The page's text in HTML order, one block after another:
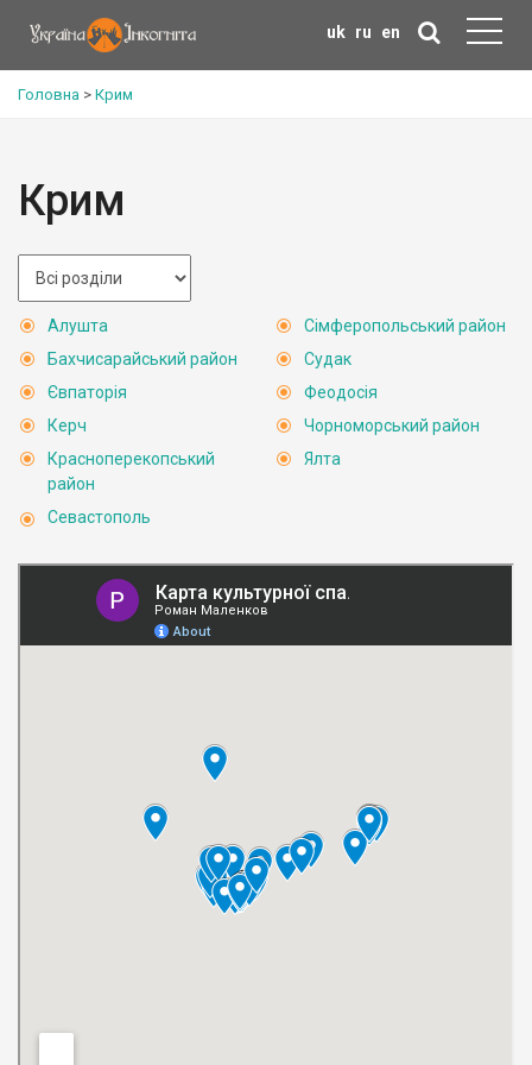
uk ru en
Головна > Крим
Крим
Алушта
Бахчисарайський район
Євпаторія
Керч
Красноперекопський
район
Севастополь
Сімферопольський район
Судак
Феодосія
Чорноморський район
Ялта